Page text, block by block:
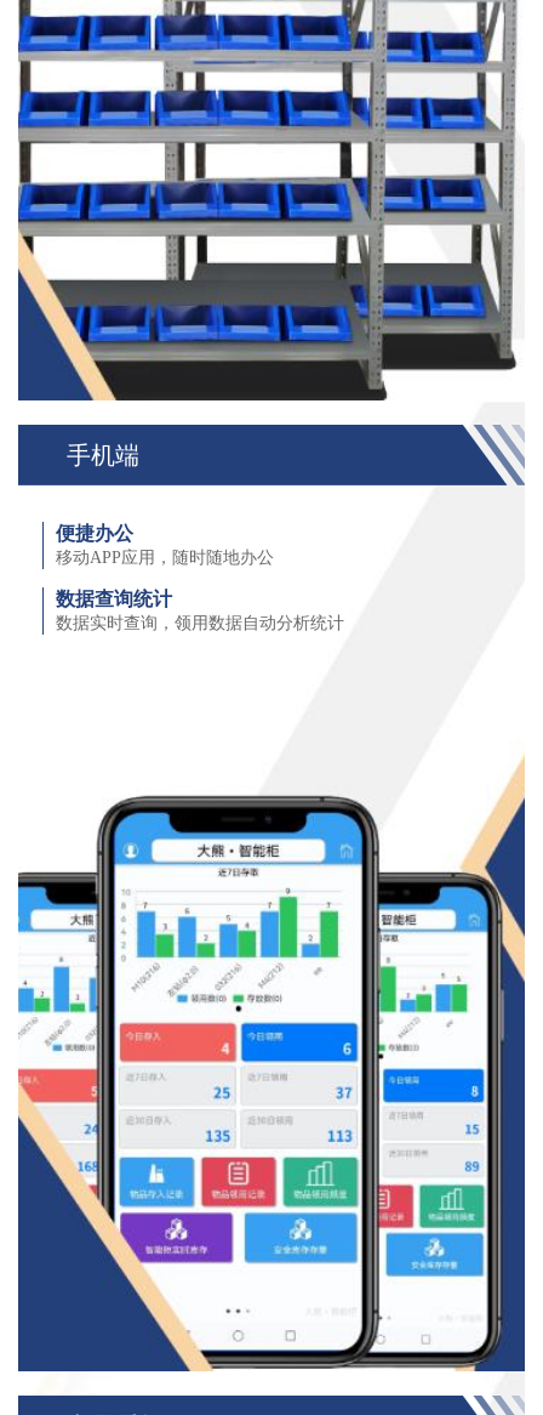
手机端
便捷办公
移动APP应用，随时随地办公
数据查询统计
数据实时查询，领用数据自动分析统计